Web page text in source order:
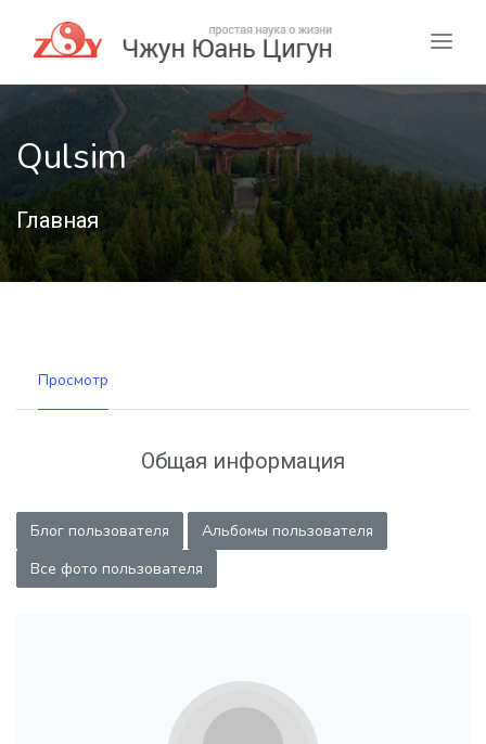
Qulsim
Главная
Просмотр
Общая информация
Блог пользователя
Альбомы пользователя
Все фото пользователя